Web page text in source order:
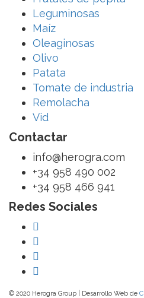
Leguminosas
Maíz
Oleaginosas
Olivo
Patata
Tomate de industria
Remolacha
Vid
Contactar
info@herogra.com
+34 958 490 002
+34 958 466 941
Redes Sociales
© 2020 Herogra Group | Desarrollo Web de